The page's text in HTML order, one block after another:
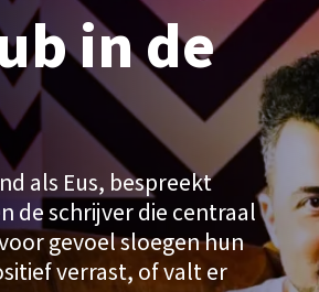
in de
als Eus, bespreekt
de schrijver die centraal
gevoel sloegen hun
verrast, of valt er